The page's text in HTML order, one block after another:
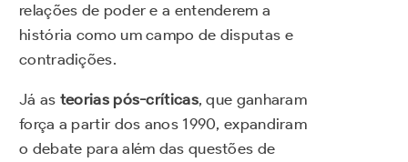
relações de poder e a entenderem a
história como um campo de disputas e
contradições.
Já as teorias pós-críticas, que ganharam
força a partir dos anos 1990, expandiram
o debate para além das questões de